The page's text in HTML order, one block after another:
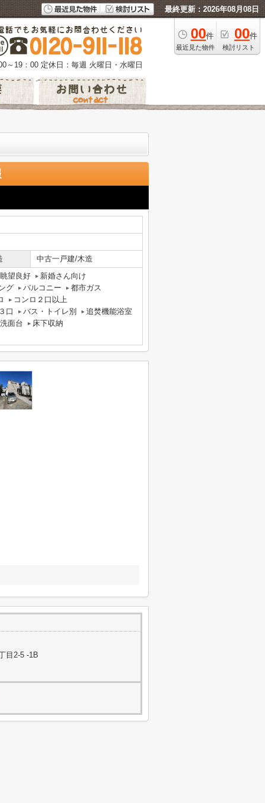
最終更新：2026年08月08日
00件
最近見た物件
00件
検討リスト
～19：00 定休日：毎週 火曜日・水曜日
中古一戸建/木造
眺望良好
新婚さん向け
グ バルコニー
都市ガス
コンロ２口以上
口 バス・トイレ別
追焚機能浴室
面台
床下収納
目2-5 -1B